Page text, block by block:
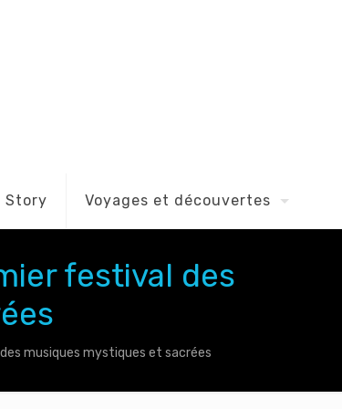
Story Voyages et découvertes
festival des
musiques mystiques et sacrées